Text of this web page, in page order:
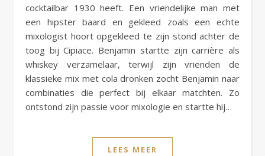
cocktailbar 1930 heeft. Een vriendelijke man met
een hipster baard en gekleed zoals een echte
mixologist hoort opgekleed te zijn stond achter de
toog bij Cipiace. Benjamin startte zijn carrière als
whiskey verzamelaar, terwijl zijn vrienden de
klassieke mix met cola dronken zocht Benjamin naar
combinaties die perfect bij elkaar matchten. Zo
ontstond zijn passie voor mixologie en startte hij…
LEES MEER